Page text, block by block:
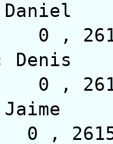
0
Denis
,
,